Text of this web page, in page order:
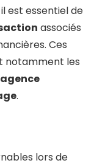
est essentiel de
associés
Ces
notamment les
.
lors de